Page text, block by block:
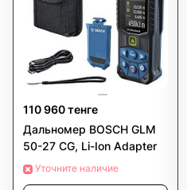
110 960 тенге
Дальномер BOSCH GLM
50-27 CG, Li-Ion Adapter
Уточните наличие